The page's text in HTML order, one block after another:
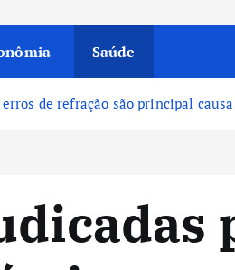
Saúde
de refração são principal